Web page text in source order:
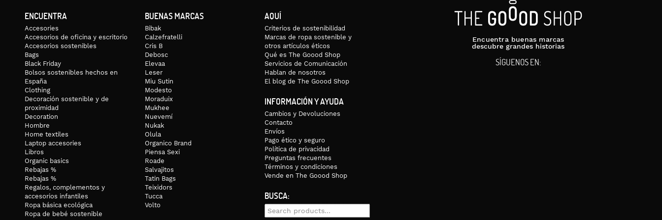
ENCUENTRA
Accesories
Accesorios de oficina y escritorio
Accesorios sostenibles
Bags
Black Friday
Bolsos sostenibles hechos en
España
Clothing
Decoración sostenible y de
proximidad
Decoration
Hombre
Home textiles
Laptop accesories
Libros
Organic basics
Rebajas %
Rebajas %
Regalos, complementos y
accesorios infantiles
Ropa básica ecológica
Ropa de bebé sostenible
BUENAS MARCAS
Bibak
Calzefratelli
Cris B
Debosc
Elevaa
Leser
Miu Sutin
Modesto
Moraduix
Mukhee
Nuevemí
Nukak
Olula
Organico Brand
Piensa Sexi
Roade
Salvajitos
Tatin Bags
Teixidors
Tucca
Volto
AQUÍ
Criterios de sostenibilidad
Marcas de ropa sostenible y
otros artículos éticos
Qué es The Goood Shop
Servicios de Comunicación
Hablan de nosotros
El blog de The Goood Shop
INFORMACIÓN Y AYUDA
Cambios y Devoluciones
Contacto
Envíos
Pago ético y seguro
Política de privacidad
Preguntas frecuentes
Términos y condiciones
Vende en The Goood Shop
BUSCA:
Search
Encuentra buenas marcas
descubre grandes historias
SÍGUENOS EN: